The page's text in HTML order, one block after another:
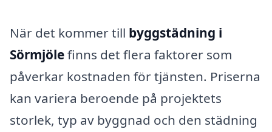
När det kommer till byggstädning i
Sörmjölefinns det flera faktorer som
påverkar kostnaden för tjänsten. Priserna
kan variera beroende på projektets
storlek, typ av byggnad och den städning